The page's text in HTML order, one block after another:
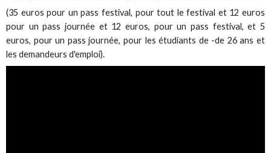
(35 euros pour un pass festival, pour tout le festival et 12 euros
pour un pass journée et 12 euros, pour un pass festival, et 5
euros, pour un pass journée, pour les étudiants de -de 26 ans et
les demandeurs d'emploi).